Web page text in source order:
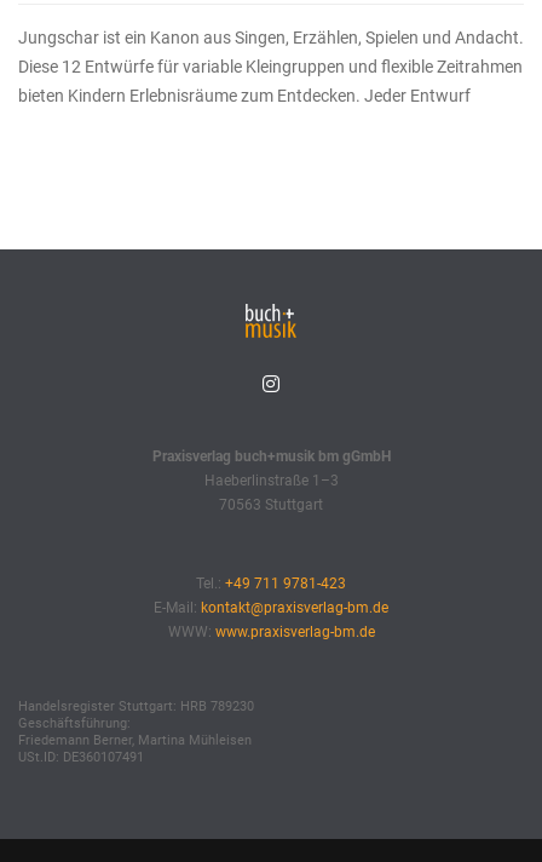
Jungschar ist ein Kanon aus Singen, Erzählen, Spielen und Andacht.
Diese 12 Entwürfe für variable Kleingruppen und flexible Zeitrahmen
bieten Kindern Erlebnisräume zum Entdecken. Jeder Entwurf
Praxisverlag buch+musik bm gGmbH
Haeberlinstraße 1–3
70563 Stuttgart
Tel.: +49 711 9781-423
E-Mail: kontakt@praxisverlag-bm.de
WWW: www.praxisverlag-bm.de
Handelsregister Stuttgart: HRB 789230
Geschäftsführung:
Friedemann Berner, Martina Mühleisen
USt.ID: DE360107491